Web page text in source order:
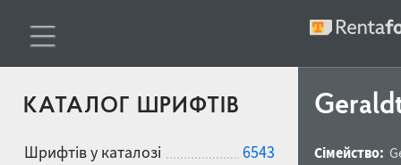
КАТАЛОГ ШРИФТІВ
Шрифтів у каталозі
6543
Сімейство: